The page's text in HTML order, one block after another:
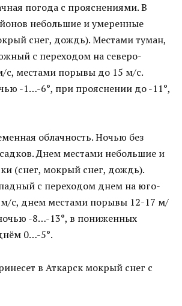
погода с прояснениями. В
небольшие и умеренные
снег, дождь). Местами туман,
с переходом на северо-
с, местами порывы до 15 м/с.
-1…-6°, при прояснении до -11°,
облачность. Ночью без
Днем местами небольшие и
(снег, мокрый снег, дождь).
с переходом днем на юго-
с, днем местами порывы 12-17 м/
-8…-13°, в пониженных
0…-5°.